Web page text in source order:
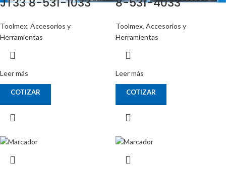
Toolmex, Accesorios y
Herramientas
Leer más
COTIZAR
Toolmex, Accesorios y
Herramientas
Leer más
COTIZAR